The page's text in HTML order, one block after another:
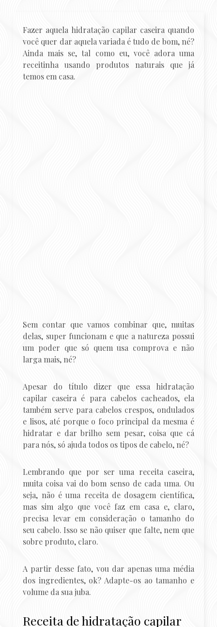
Fazer aquela hidratação capilar caseira quando
você quer dar aquela variada é tudo de bom, né?
Ainda mais se, tal como eu, você adora uma
receitinha usando produtos naturais que já
temos em casa.
Sem contar que vamos combinar que, muitas
delas, super funcionam e que a natureza possui
um poder que só quem usa comprova e não
larga mais, né?
Apesar do título dizer que essa hidratação
capilar caseira é para cabelos cacheados, ela
também serve para cabelos crespos, ondulados
e lisos, até porque o foco principal da mesma é
hidratar e dar brilho sem pesar, coisa que cá
para nós, só ajuda todos os tipos de cabelo, né?
Lembrando que por ser uma receita caseira,
muita coisa vai do bom senso de cada uma. Ou
seja, não é uma receita de dosagem científica,
mas sim algo que você faz em casa e, claro,
precisa levar em consideração o tamanho do
seu cabelo. Isso se não quiser que falte, nem que
sobre produto, claro.
A partir desse fato, vou dar apenas uma média
dos ingredientes, ok? Adapte-os ao tamanho e
volume da sua juba.
Receita de hidratação capilar